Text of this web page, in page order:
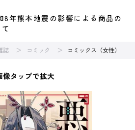
熊本地震の影響による商品の
誌 コミック コミックス（女性）
像タップで拡大